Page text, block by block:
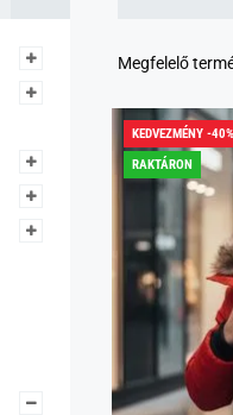
Megfelelő
KEDVEZMÉNY -40%
RAKTÁRON